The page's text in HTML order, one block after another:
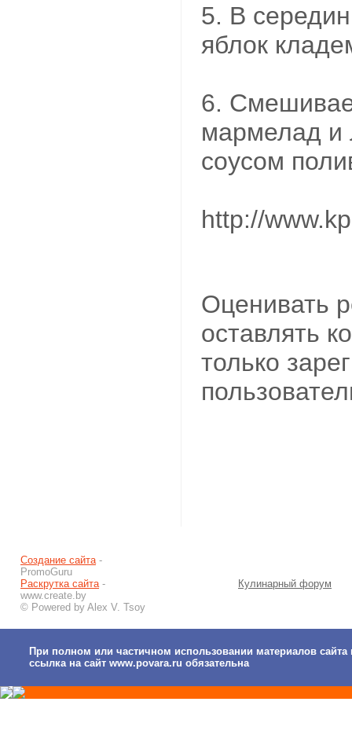
5. В
яблок
6.
мармелад и
соусом
http://
Оценивать
оставлять
только
Создание сайта-
PromoGuru
Раскрутка сайта-
www.create.by
© Powered by Alex V. Tsoy
Кулинарный форум
При полном или частичном использовании материалов сайта
ссылка на сайт www.povara.ru обязательна